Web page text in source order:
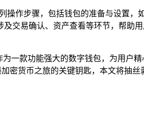
操作步骤，包括钱包的准备与设置，
交易确认、资产查看等环节，帮助
为一款功能强大的数字钱包，为用户
密货币之旅的关键钥匙，本文将抽